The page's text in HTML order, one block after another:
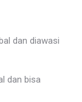
dan diawasi
dan bisa